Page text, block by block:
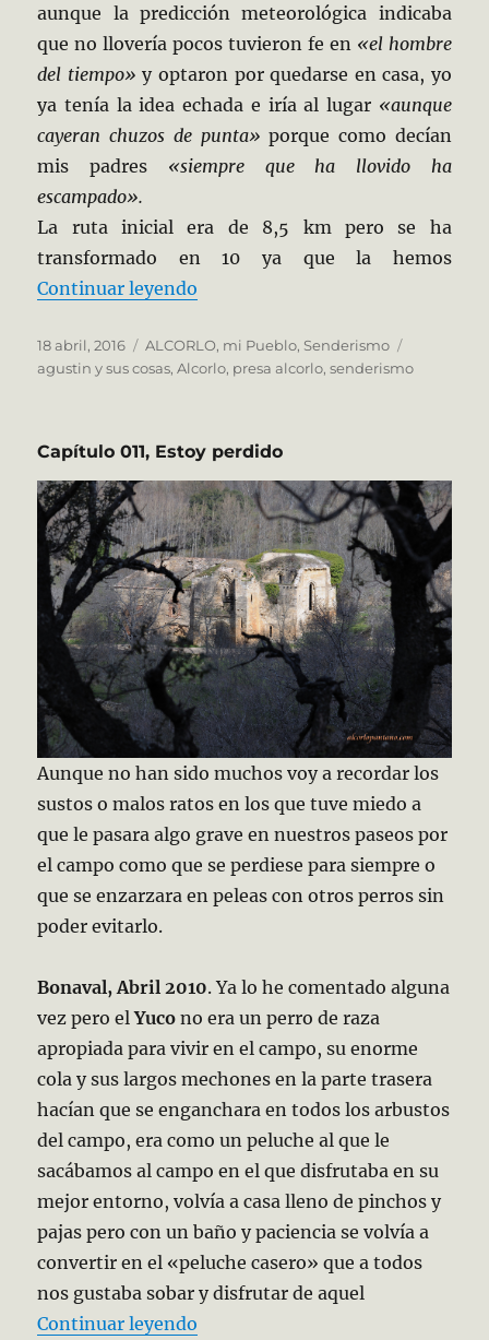
aunque la predicción meteorológica indicaba
que no llovería pocos tuvieron fe en «el hombre
del tiempo» y optaron por quedarse en casa, yo
ya tenía la idea echada e iría al lugar «aunque
cayeran chuzos de punta» porque como decían
mis padres «siempre que ha llovido ha
escampado».
La ruta inicial era de 8,5 km pero se ha
transformado en 10 ya que la hemos
Continuar leyendo
Publicado
el
18 abril, 2016 Categorías
ALCORLO, mi Pueblo, Senderismo
agustin y sus cosas,Alcorlo, presa alcorlo,senderismo
Capítulo 011, Estoy perdido
Aunque no han sido muchos voy a recordar los
sustos o malos ratos en los que tuve miedo a
que le pasara algo grave en nuestros paseos por
el campo como que se perdiese para siempre o
que se enzarzara en peleas con otros perros sin
poder evitarlo.
Bonaval, Abril 2010. Ya lo he comentado alguna
vez pero elYuco no era un perro de raza
apropiada para vivir en el campo, su enorme
cola y sus largos mechones en la parte trasera
hacían que se enganchara en todos los arbustos
del campo, era como un peluche al que le
sacábamos al campo en el que disfrutaba en su
mejor entorno, volvía a casa lleno de pinchos y
pajas pero con un baño y paciencia se volvía a
convertir en el «peluche casero» que a todos
nos gustaba sobar y disfrutar de aquel
Continuar leyendo